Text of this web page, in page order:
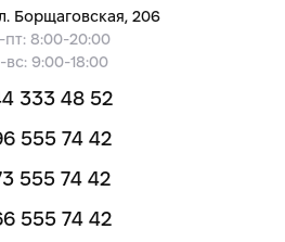
Борщаговская, 206
пт: 8:00-20:00
вс: 9:00-18:00
333 48 52
555 74 42
555 74 42
555 74 42